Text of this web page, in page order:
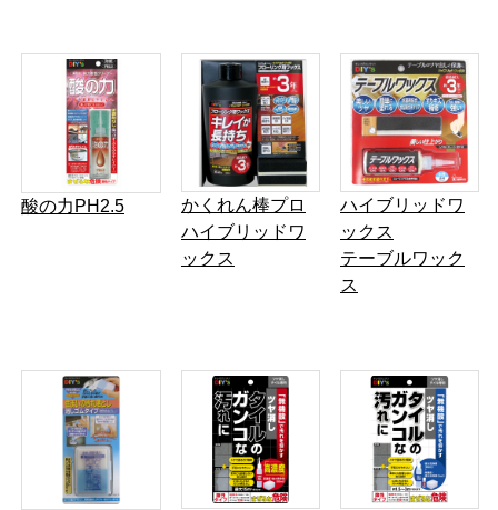
酸の力PH2.5
かくれん棒プロ
ハイブリッドワ
ックス
ハイブリッドワ
ックス
テーブルワック
ス